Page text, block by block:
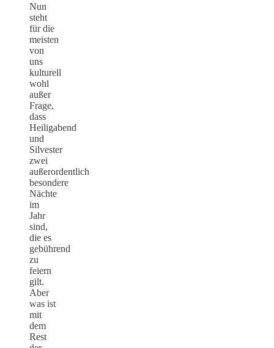
Nun
steht
für die
meisten
von
uns
kulturell
wohl
außer
Frage,
dass
Heiligabend
und
Silvester
zwei
außerordentlich
besondere
Nächte
im
Jahr
sind,
die es
gebührend
zu
feiern
gilt.
Aber
was ist
mit
dem
Rest